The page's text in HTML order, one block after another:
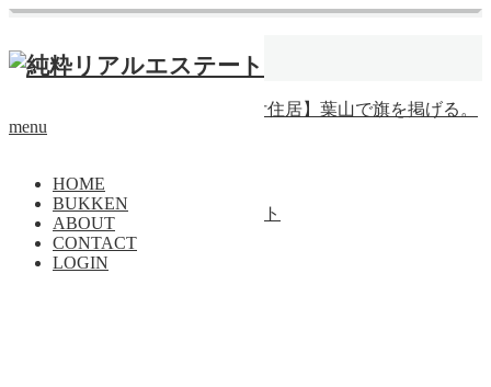
menu
HOME
BUKKEN
ABOUT
CONTACT
LOGIN
美容院
【価格更新】【大型店舗付住居】葉山で旗を掲げる。
Copyright ©純粋リアルエステート
PAGE TOP